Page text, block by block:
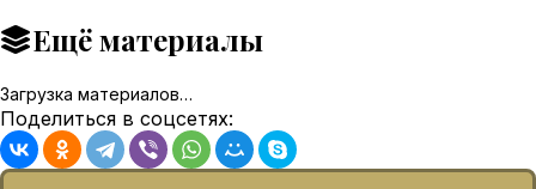
Ещё материалы
Загрузка материалов…
Поделиться в соцсетях: